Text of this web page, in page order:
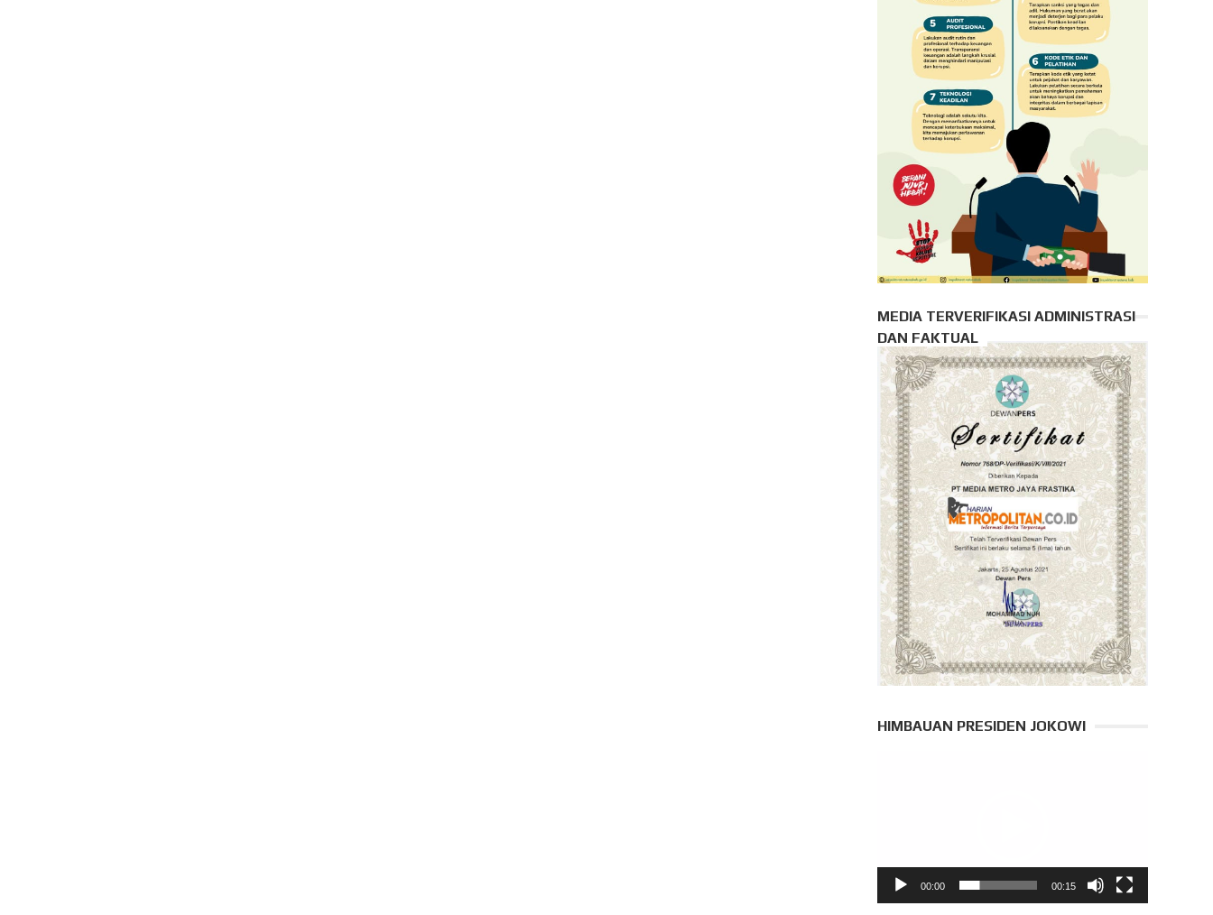
MEDIA TERVERIFIKASI ADMINISTRASI
DAN FAKTUAL
HIMBAUAN PRESIDEN JOKOWI
00:00 00:15